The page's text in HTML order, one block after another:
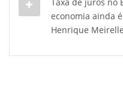
economia ainda
Henrique